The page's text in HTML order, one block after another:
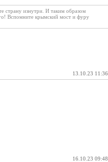
страну изнутри. И таким образом
Вспомните крымский мост и фуру
13.10.23 11:36
16.10.23 09:48